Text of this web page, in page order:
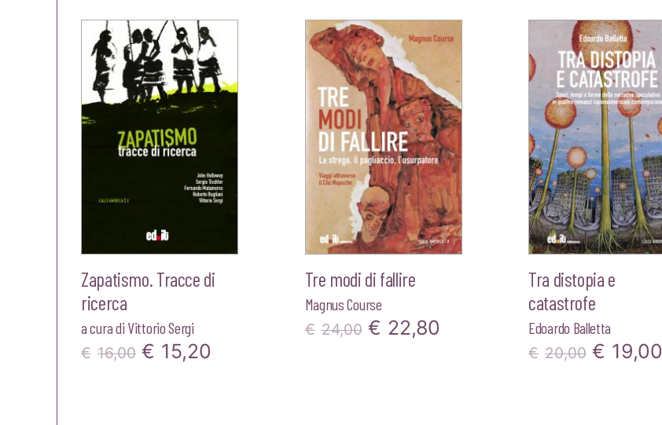
Zapatismo. Tracce di
ricerca
a cura di Vittorio Sergi
€ 16,00 Il
€ 15,20
Tre modi di fallire
Magnus Course
€ 24,00 Il
€ 22,80
Tra distopia e
catastrofe
Edoardo Balletta
€ 20,00 Il
€ 19,00